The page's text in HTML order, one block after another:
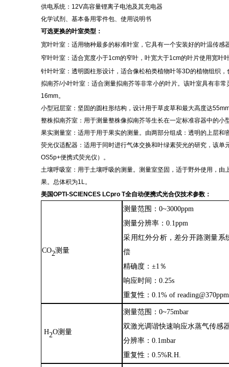
供电系统： 12V高容量锂离子电池及其充电器
化学试剂、基本备用零件包、使用说明书
可选更换的叶室类型：
宽叶叶室：适用物种最多的标准叶室，它具有一个安装好的叶温传
窄叶叶室：适合宽度小于1cm的窄叶，叶宽大于1cm的叶片使用宽叶
针叶叶室：透明圆柱形设计，适合像松柏类植物叶等3D的植物组织，
拟南芥/小叶叶室：适合测量拟南芥等非常小的叶片。该叶室具有非
16mm。
小型冠层室：坚固的圆柱形结构，设计用于草皮草和最大高度达
整株拟南芥室：用于测量整株像拟南芥等生长在一定标准容器中的小
果实测量室：适用于用于果实的测量。由两部分组成：透明的上层和
荧光仪适配器：适用于同时进行气体交换和叶绿素荧光的研究，该
OS5p+便携式荧光仪）。
土壤呼吸室：用于土壤呼吸的测量。测量室坚固，适于野外使用，
果。总体积为1L。
美国OPTI-SCIENCES LCpro T全自动便携式光合仪技术参数：
CO2测量
测量范围 ：0~3000ppm
测量分辨率：0.1ppm
采用红外分析，差分开路测量系
偿
精确度：±1％
响应时间：0.25s
重复性：0.1% of reading@370ppm
H2O测量
测量范围：0~75mbar
双激光调谐快速响应水蒸气传感
分辨率：0.1mbar
重复性 ：0.5%R.H.